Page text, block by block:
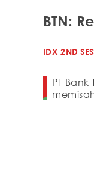
BTN:
IDX 2ND
PT